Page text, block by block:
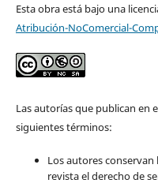
Esta obra está bajo una
Atribución-NoComercial-
Las autorías que publican en
siguientes términos:
Los autores
revista el derecho de